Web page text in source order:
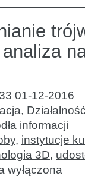
01-12-2016
,
informacji
, instytucje
3D,
wyłączona